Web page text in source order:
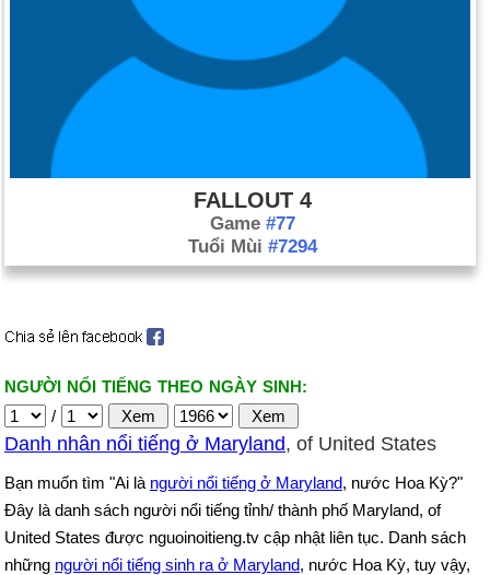
FALLOUT 4
Game #77
Tuổi Mùi #7294
NGƯỜI NỔI TIẾNG THEO NGÀY SINH:
/
Danh nhân nổi tiếng ở Maryland, of United States
Bạn muốn tìm "Ai là người nổi tiếng ở Maryland, nước Hoa Kỳ?"
Đây là danh sách người nổi tiếng tỉnh/ thành phố Maryland, of
United States được nguoinoitieng.tv cập nhật liên tục. Danh sách
những người nổi tiếng sinh ra ở Maryland, nước Hoa Kỳ, tuy vậy,